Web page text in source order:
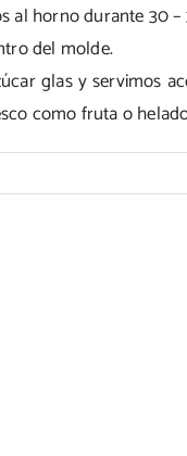
horno durante 30 –
del molde.
glas y servimos
como fruta o